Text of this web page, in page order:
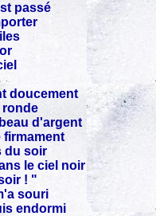
passé
doucement
ronde
d'argent
firmament
du soir
le ciel noir
! "
souri
endormi